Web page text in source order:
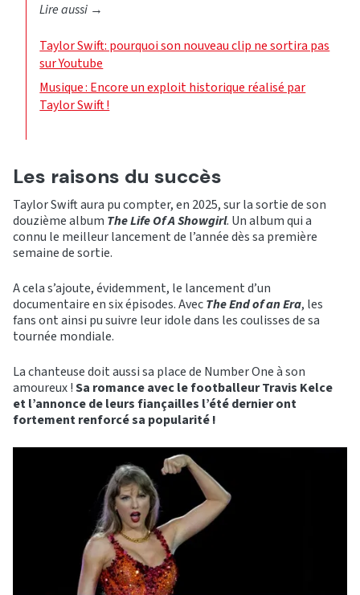
Lire aussi →
Taylor Swift: pourquoi son nouveau clip ne sortira pas
sur Youtube
Musique : Encore un exploit historique réalisé par
Taylor Swift !
Les raisons du succès
Taylor Swift aura pu compter, en 2025, sur la sortie de son
douzième album The Life Of A Showgirl. Un album qui a
connu le meilleur lancement de l’année dès sa première
semaine de sortie.
A cela s’ajoute, évidemment, le lancement d’un
documentaire en six épisodes. AvecThe End of an Era, les
fans ont ainsi pu suivre leur idole dans les coulisses de sa
tournée mondiale.
La chanteuse doit aussi sa place de Number One à son
amoureux !Sa romance avec le footballeur Travis Kelce
et l’annonce de leurs fiançailles l’été dernier ont
fortement renforcé sa popularité !